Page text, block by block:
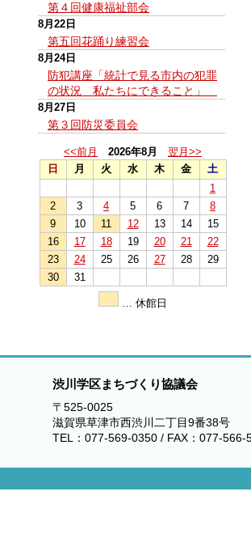
第４回健康福祉部会
8月22日
第五回花踊り練習会
8月24日
防犯講座「統計で見る市内の犯罪
の状況 私たちにできること」
8月27日
第３回防災委員会
<<前月 2026年8月
翌月>>
日
月 火 水 木 金
土
1
2
3 4 5 6 7
8
9
10 11 12 13 14
15
16
17 18 19 20 21
22
23
24 25 26 27 28
29
30
31
… 休館日
渋川学区まちづくり協議会
〒525-0025
滋賀県草津市西渋川二丁目9番38号
TEL：077-569-0350 / FAX：077-566-